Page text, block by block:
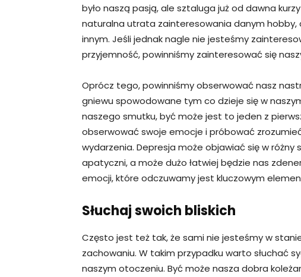
było naszą pasją, ale sztaluga już od dawna
naturalna utrata zainteresowania danym
innym. Jeśli jednak nagle nie jesteśmy
przyjemność, powinniśmy zainteresować się
Oprócz tego, powinniśmy obserwować nasz
gniewu spowodowane tym co dzieje się w
naszego smutku, być może jest to jeden z
obserwować swoje emocje i próbować
wydarzenia. Depresja może objawiać się w
apatyczni, a może dużo łatwiej będzie nas
emocji, które odczuwamy jest kluczowym
Słuchaj swoich bliskich
Często jest też tak, że sami nie jesteśmy w
zachowaniu. W takim przypadku warto słuchać
naszym otoczeniu. Być może nasza dobra